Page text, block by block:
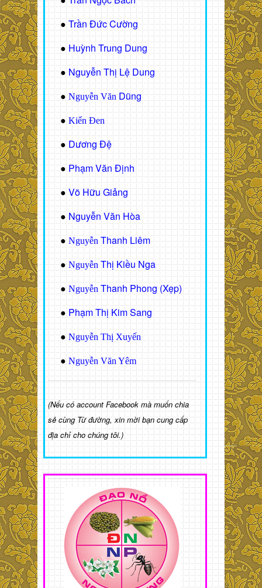
● Trần Đức Cường
● Huỳnh Trung Dung
● Nguyễn Thị Lệ Dung
● Nguyễn Văn Dũng
● Kiến Đen
● Dương Đệ
● Phạm Văn Định
● Võ Hữu Giảng
● Nguyễn Văn Hòa
● Nguyễn Thanh Liêm
● Nguyễn Thị Kiều Nga
● Nguyễn Thanh Phong (Xẹp)
● Phạm Thị Kim Sang
● Nguyễn Thị Xuyến
● Nguyễn Văn Yêm
(Nếu có account Facebook mà muốn chia
sẻ cùng Từ đường, xin mời bạn cung cấp
địa chỉ cho chúng tôi.)